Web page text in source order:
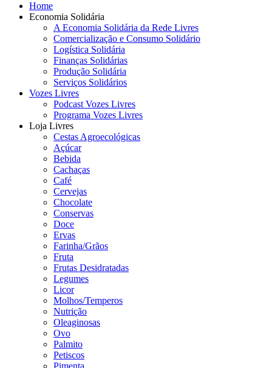
Home
Economia Solidária
A Economia Solidária da Rede Livres
Comercialização e Consumo Solidário
Logística Solidária
Finanças Solidárias
Produção Solidária
Serviços Solidários
Vozes Livres
Podcast Vozes Livres
Programa Vozes Livres
Loja Livres
Cestas Agroecológicas
Açúcar
Bebida
Cachaças
Café
Cervejas
Chocolate
Conservas
Doce
Ervas
Farinha/Grãos
Fruta
Frutas Desidratadas
Legumes
Licor
Molhos/Temperos
Nutrição
Oleaginosas
Ovo
Palmito
Petiscos